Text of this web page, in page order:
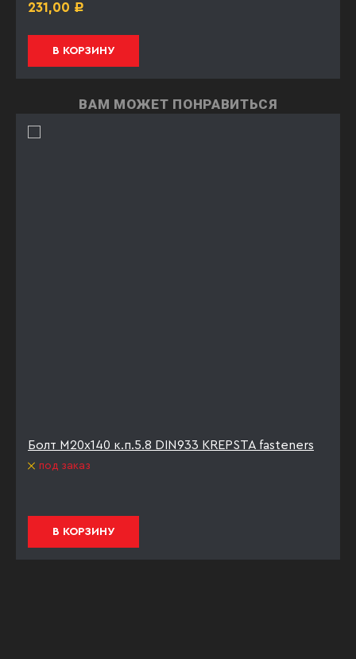
231,00 Р
В КОРЗИНУ
ВАМ МОЖЕТ ПОНРАВИТЬСЯ
Болт М20х140 к.п.5.8 DIN933 KREPSTA fasteners
под заказ
В КОРЗИНУ